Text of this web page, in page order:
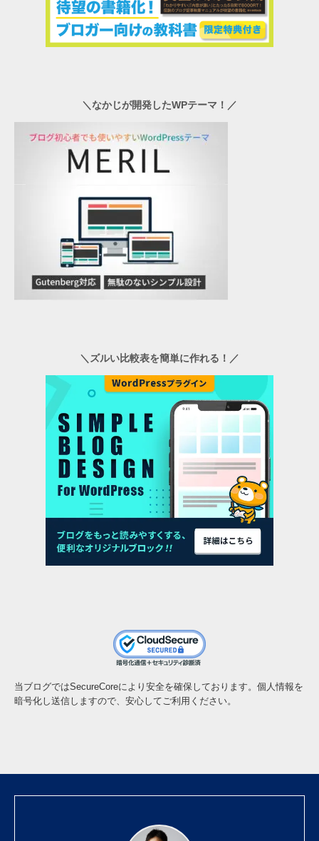
＼なかじが開発したWPテーマ！／
＼ズルい比較表を簡単に作れる！／
当ブログではSecureCoreにより安全を確保しております。個人情報を
暗号化し送信しますので、安心してご利用ください。